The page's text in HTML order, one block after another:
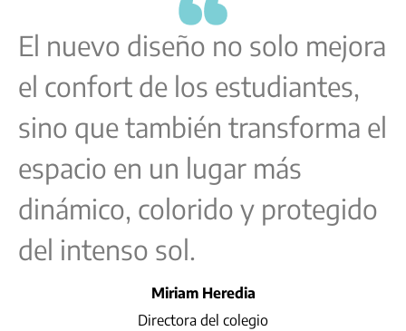
El nuevo diseño no solo mejora
el confort de los estudiantes,
sino que también transforma el
espacio en un lugar más
dinámico, colorido y protegido
del intenso sol.
Miriam Heredia
Directora del colegio